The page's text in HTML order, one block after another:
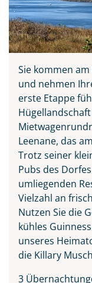
Teile diese Reise
Irland -
Facebook
Sie kommen
und nehmen
erste Etappe
Leenane, das
Trotz seiner
Pubs des
umliegenden
Vielzahl an
Nutzen Sie die
kühles
unseres
die Killary
3